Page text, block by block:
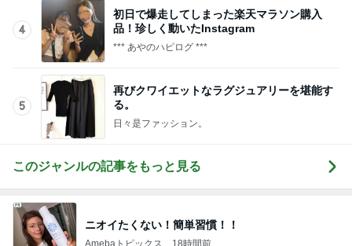
4
初日で爆走してしまった楽天マラソン購入
品！珍しく動いたInstagram
*** あやのハピログ ***
5
再びクワイエットなラグジュアリーを堪能す
る。
日々是ファッション。
このジャンルの記事をもっと見る
ニオイたくない！簡単習慣！！
Amebaトピックス 18時間前